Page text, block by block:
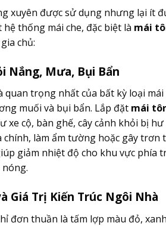
xuyên được sử dụng nhưng lại ít
thống mái che, đặc biệt là mái
chủ:
Nắng, Mưa, Bụi Bẩn
quan trọng nhất của bất kỳ loại
muối và bụi bẩn. Lắp đặt mái
xe cộ, bàn ghế, cây cảnh khỏi bị
chính, làm ẩm tường hoặc gây
giảm nhiệt độ cho khu vực
Giá Trị Kiến Trúc Ngôi Nhà
đơn thuần là tấm lợp màu đỏ,